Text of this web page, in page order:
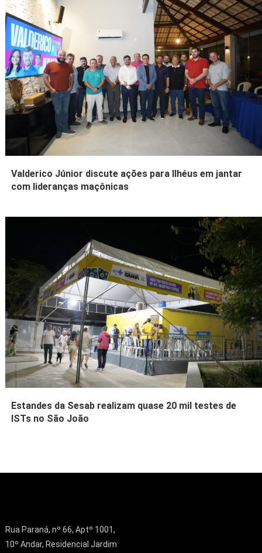
Valderico Júnior discute ações para Ilhéus em jantar
com lideranças maçônicas
Estandes da Sesab realizam quase 20 mil testes de
ISTs no São João
Rua Paraná, nº 66, Aptº 1001,
10º Andar, Residencial Jardim